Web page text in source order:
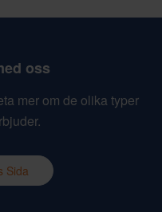
oss
mer om de olika typer
Sida